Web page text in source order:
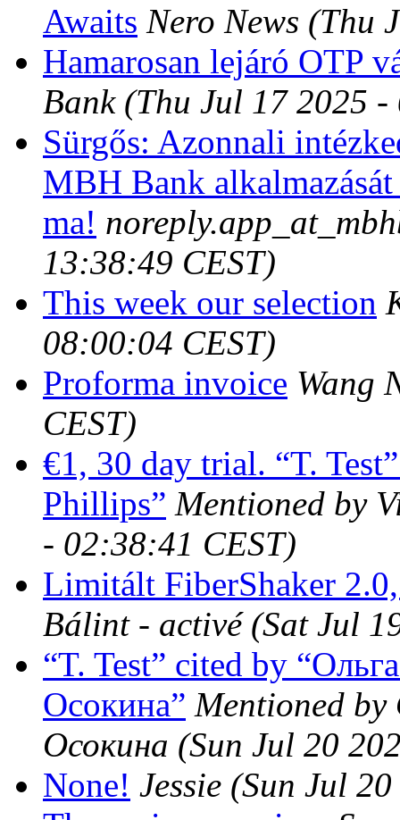
Awaits Nero News (Thu
Hamarosan lejáró OTP
Bank (Thu Jul 17 2025
Sürgős: Azonnali
MBH Bank alkalmazását
ma!
13:38:49 CEST)
This week our selection
08:00:04 CEST)
Proforma invoice Wang
CEST)
€1, 30 day trial. “T.
Phillips” Mentioned by
- 02:38:41 CEST)
Limitált FiberShaker
Bálint - activé (Sat Jul
“T. Test” cited by
Осокина” Mentioned by
Осокина (Sun Jul 20
None! Jessie (Sun Jul